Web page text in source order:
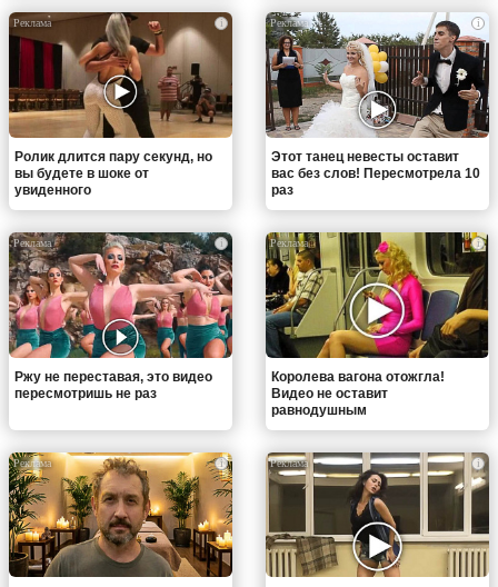
i
Ролик длится пару секунд, но
вы будете в шоке от
увиденного
i
Этот танец невесты оставит
вас без слов! Пересмотрела 10
раз
i
Ржу не переставая, это видео
пересмотришь не раз
i
Королева вагона отожгла!
Видео не оставит
равнодушным
i i